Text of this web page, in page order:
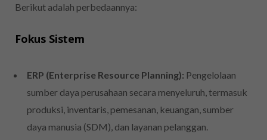
Berikut adalah perbedaannya:
Fokus Sistem
ERP (Enterprise Resource Planning): Pengelolaan
sumber daya perusahaan secara menyeluruh, termasuk
produksi, inventaris, pemesanan, keuangan, sumber
daya manusia (SDM), dan layanan pelanggan.